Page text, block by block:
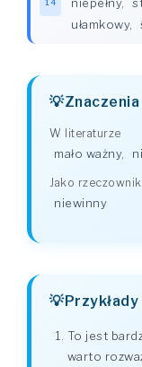
14 niepełny,
ułamkowy,
Znaczenia
W literaturze
mało ważny,
Jako rzeczownik
niewinny
Przykłady
To jest
warto